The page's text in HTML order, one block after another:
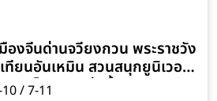
งจีนด่านจวียงกวน พระราชวัง
ยนอันเหมิน สวนสนุกยูนิเวอร์
ะตูโบราณหย่งติ้ง 5 วัน 3 คืน
/ 7-11